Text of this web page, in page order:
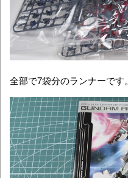
全部で7袋分のランナーです。